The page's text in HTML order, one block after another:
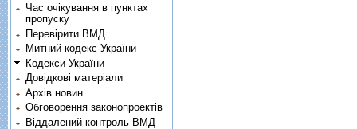
Час очікування в пунктах
пропуску
Перевірити ВМД
Митний кодекс України
Кодекси України
Довідкові матеріали
Архів новин
Обговорення законопроектів
Віддалений контроль ВМД